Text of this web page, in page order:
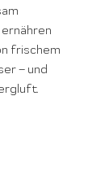
frischem
– und